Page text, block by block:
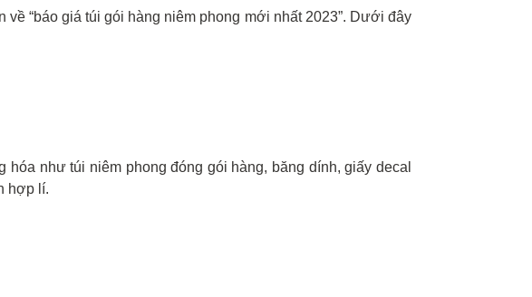
“báo giá túi gói hàng niêm phong mới nhất 2023”. Dưới đây
như túi niêm phong đóng gói hàng, băng dính, giấy decal
hợp lí.